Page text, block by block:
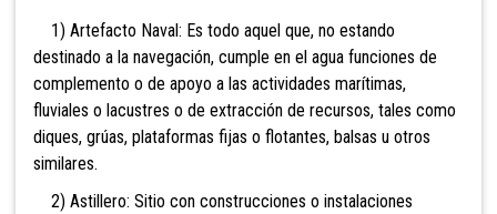
1) Artefacto Naval: Es todo aquel que, no estando
destinado a la navegación, cumple en el agua funciones de
complemento o de apoyo a las actividades marítimas,
fluviales o lacustres o de extracción de recursos, tales como
diques, grúas, plataformas fijas o flotantes, balsas u otros
similares.
2) Astillero: Sitio con construcciones o instalaciones